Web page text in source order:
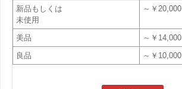
新品もしくは
未使用
～￥20,000
美品
～￥14,000
良品
～￥10,000